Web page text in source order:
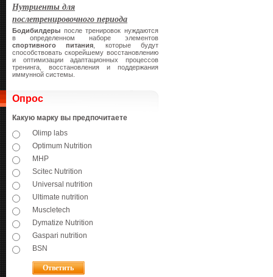
Нутриенты для
послетренировочного периода
Бодибилдеры после тренировок нуждаются
в определенном наборе элементов
спортивного питания , которые будут
способствовать скорейшему восстановлению
и оптимизации адаптационных процессов
тренинга, восстановления и поддержания
иммунной системы.
Опрос
Какую марку вы предпочитаете
Olimp labs
Optimum Nutrition
MHP
Scitec Nutrition
Universal nutrition
Ultimate nutrition
Muscletech
Dymatize Nutrition
Gaspari nutrition
BSN